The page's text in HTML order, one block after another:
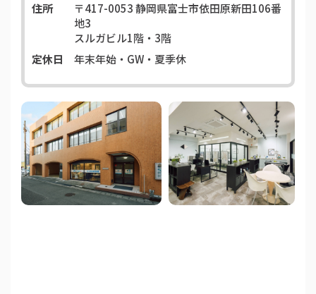
住所
〒417-0053静岡県富士市依田原新田106番
地3
スルガビル1階・3階
定休日
年末年始・GW・夏季休